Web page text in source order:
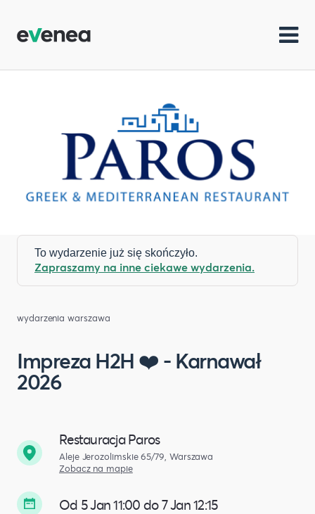
To wydarzenie już się skończyło.
Zapraszamy na inne ciekawe wydarzenia.
wydarzenia warszawa
Impreza H2H ❤️ - Karnawał
2026
Restauracja Paros
Aleje Jerozolimskie 65/79, Warszawa
Zobacz na mapie
Od 5 Jan 11:00 do 7 Jan 12:15